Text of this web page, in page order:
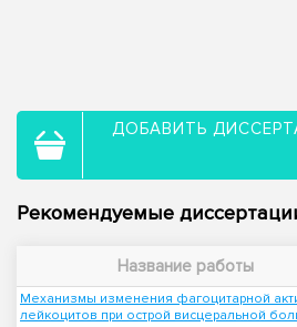
ДОБАВИТЬ
Рекомендуемые
Название работы
Механизмы изменения фагоцитарной
лейкоцитов при острой висцеральной